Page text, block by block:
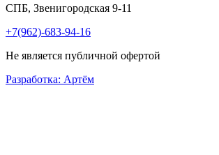
СПБ, Звенигородская 9-11
+7(962)-683-94-16
Не является публичной офертой
Разработка: Артём